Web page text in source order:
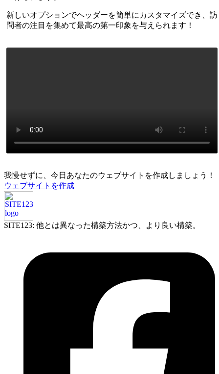
新しいオプションでヘッダーを簡単にカスタマイズでき、訪
問者の注目を集めて最高の第一印象を与えられます！
我慢せずに、今日あなたのウェブサイトを作成しましょう！
ウェブサイトを作成
SITE123: 他とは異なった構築方法かつ、より良い構築。